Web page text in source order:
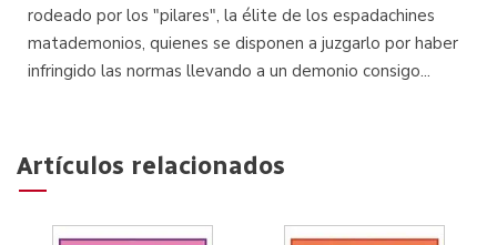
rodeado por los "pilares", la élite de los espadachines
matademonios, quienes se disponen a juzgarlo por haber
infringido las normas llevando a un demonio consigo...
Artículos relacionados